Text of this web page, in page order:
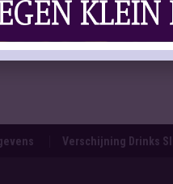
worden aangepast.
Verschijning Drinks